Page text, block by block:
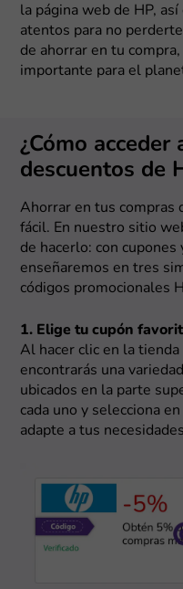
la página web de HP,
atentos para no
de ahorrar en tu
importante para el
¿Cómo acceder
descuentos de
Ahorrar en tus compras
fácil. En nuestro sitio
de hacerlo: con
enseñaremos en tres
códigos promocionales
1. Elige tu cupón
Al hacer clic en la
encontrarás una
ubicados en la parte
cada uno y selecciona
adapte a tus